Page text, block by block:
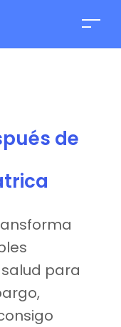
de
para